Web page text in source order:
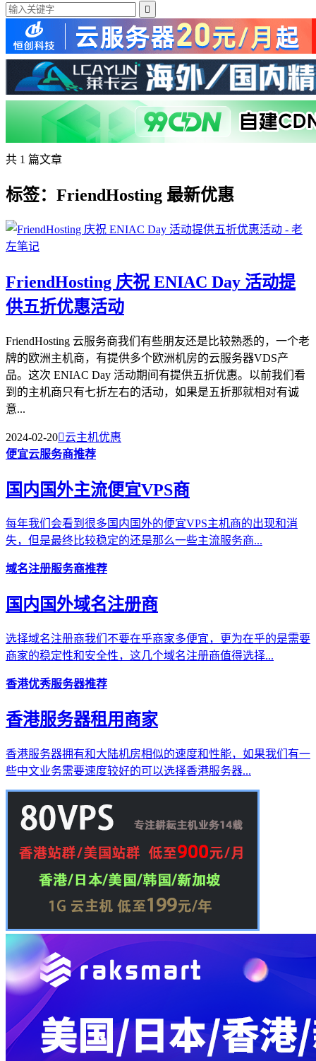

共 1 篇文章
标签：FriendHosting 最新优惠
FriendHosting 庆祝 ENIAC Day 活动提
供五折优惠活动
FriendHosting 云服务商我们有些朋友还是比较熟悉的，一个老
牌的欧洲主机商，有提供多个欧洲机房的云服务器VDS产
品。这次 ENIAC Day 活动期间有提供五折优惠。以前我们看
到的主机商只有七折左右的活动，如果是五折那就相对有诚
意...
2024-02-20云主机优惠
便宜云服务商推荐
国内国外主流便宜VPS商
每年我们会看到很多国内国外的便宜VPS主机商的出现和消
失，但是最终比较稳定的还是那么一些主流服务商...
域名注册服务商推荐
国内国外域名注册商
选择域名注册商我们不要在乎商家多便宜，更为在乎的是需要
商家的稳定性和安全性，这几个域名注册商值得选择...
香港优秀服务器推荐
香港服务器租用商家
香港服务器拥有和大陆机房相似的速度和性能，如果我们有一
些中文业务需要速度较好的可以选择香港服务器...